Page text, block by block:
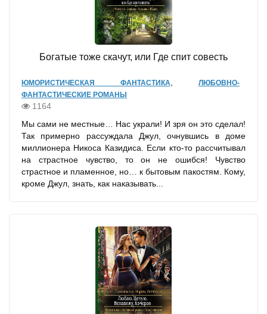
Богатые тоже скачут, или Где спит совесть
ЮМОРИСТИЧЕСКАЯ ФАНТАСТИКА
ЛЮБОВНО-
ФАНТАСТИЧЕСКИЕ РОМАНЫ
1164
Мы сами не местные… Нас украли! И зря он это сделал!
Так примерно рассуждала Джул, очнувшись в доме
миллионера Никоса Казидиса. Если кто-то рассчитывал
на страстное чувство, то он не ошибся! Чувство
страстное и пламенное, но… к бытовым пакостям. Кому,
кроме Джул, знать, как наказывать...